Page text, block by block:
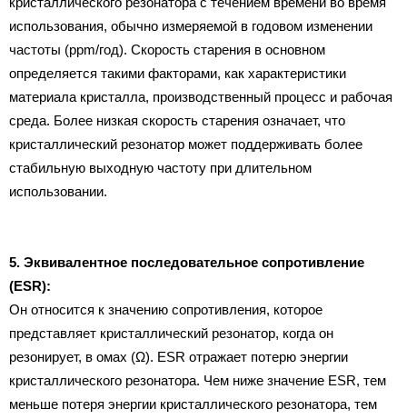
использования, обычно измеряемой в годовом изменении
частоты (ppm/год). Скорость старения в основном
определяется такими факторами, как характеристики
материала кристалла, производственный процесс и рабочая
среда. Более низкая скорость старения означает, что
кристаллический резонатор может поддерживать более
стабильную выходную частоту при длительном
использовании.
5. Эквивалентное последовательное сопротивление
(ESR):
Он относится к значению сопротивления, которое
представляет кристаллический резонатор, когда он
резонирует, в омах (Ω). ESR отражает потерю энергии
кристаллического резонатора. Чем ниже значение ESR, тем
меньше потеря энергии кристаллического резонатора, тем